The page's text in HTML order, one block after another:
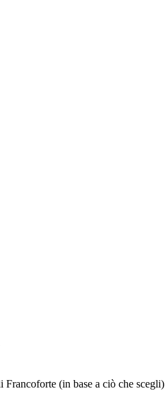
(in base a ciò che scegli)